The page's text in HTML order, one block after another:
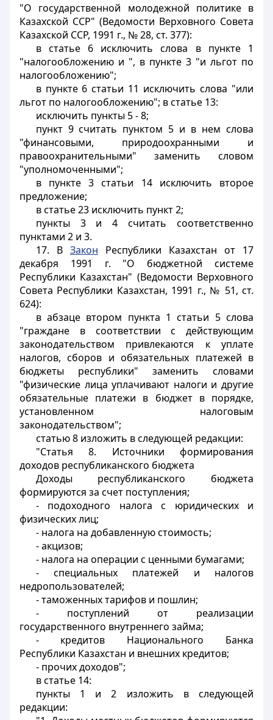
"О государственной молодежной политике в
Казахской ССР" (Ведомости Верховного Совета
Казахской ССР, 1991 г., № 28, ст. 377):
в статье 6 исключить слова в пункте 1
"налогообложению и ", в пункте 3 "и льгот по
налогообложению";
в пункте 6 статьи 11 исключить слова "или
льгот по налогообложению"; в статье 13:
исключить пункты 5 - 8;
пункт 9 считать пунктом 5 и в нем слова
"финансовыми, природоохранными и
правоохранительными" заменить словом
"уполномоченными";
в пункте 3 статьи 14 исключить второе
предложение;
в статье 23 исключить пункт 2;
пункты 3 и 4 считать соответственно
пунктами 2 и 3.
17. В Закон Республики Казахстан от 17
декабря 1991 г. "О бюджетной системе
Республики Казахстан" (Ведомости Верховного
Совета Республики Казахстан, 1991 г., № 51, ст.
624):
в абзаце втором пункта 1 статьи 5 слова
"граждане в соответствии с действующим
законодательством привлекаются к уплате
налогов, сборов и обязательных платежей в
бюджеты республики" заменить словами
"физические лица уплачивают налоги и другие
обязательные платежи в бюджет в порядке,
установленном налоговым
законодательством";
статью 8 изложить в следующей редакции:
"Статья 8. Источники формирования
доходов республиканского бюджета
Доходы республиканского бюджета
формируются за счет поступления;
- подоходного налога с юридических и
физических лиц;
- налога на добавленную стоимость;
- акцизов;
- налога на операции с ценными бумагами;
- специальных платежей и налогов
недропользователей;
- таможенных тарифов и пошлин;
- поступлений от реализации
государственного внутреннего займа;
- кредитов Национального Банка
Республики Казахстан и внешних кредитов;
- прочих доходов";
в статье 14:
пункты 1 и 2 изложить в следующей
редакции: